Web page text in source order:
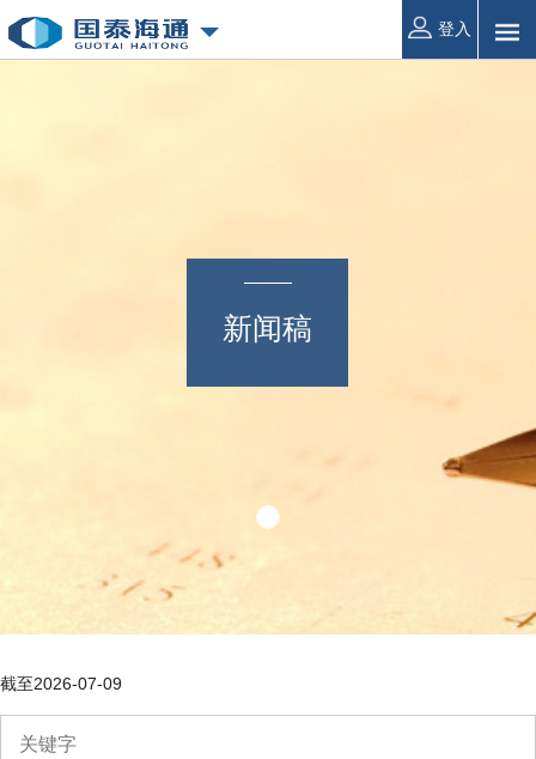
登入
新闻稿
截至2026-07-09